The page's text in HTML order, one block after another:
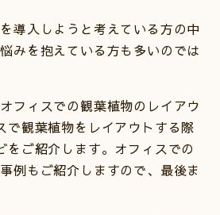
導入しようと考えている方の中
みを抱えている方も多いのでは
フィスでの観葉植物のレイアウ
で観葉植物をレイアウトする際
をご紹介します。オフィスでの
例もご紹介しますので、最後ま